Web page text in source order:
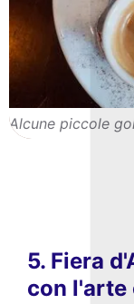
Alcune piccole
5. Fiera
con l'arte